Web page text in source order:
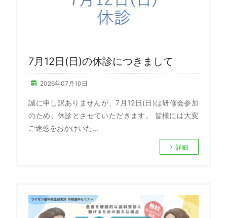
7月12日(日)の休診につきまして
2026年07月10日
誠に申し訳ありませんが、7月12日(日)は研修会参加
のため、休診とさせていただきます。 皆様には大変
ご迷惑をおかけいた...
詳細